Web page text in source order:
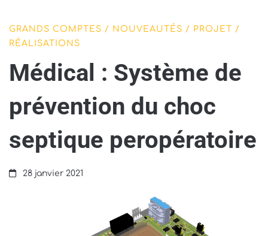
Médical
Système
de
prévention
du
choc
peropératoire
GRANDS COMPTES / NOUVEAUTÉS / PROJET /
RÉALISATIONS
Médical : Système de
prévention du choc
septique peropératoire
28 janvier 2021